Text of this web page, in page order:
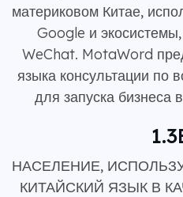
материковом Китае,
Google и
WeChat. MotaWord
языка консультации по
для запуска бизнеса
НАСЕЛЕНИЕ,
КИТАЙСКИЙ ЯЗЫК В